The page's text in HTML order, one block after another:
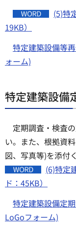
(5)特
19KB）
特定建築設備等
ォーム)
特定建築設備
定期調査・検査
い。また、根拠資
図、写真等)を添付
(6)特定
ド：45KB）
特定建築設備定
LoGoフォーム)